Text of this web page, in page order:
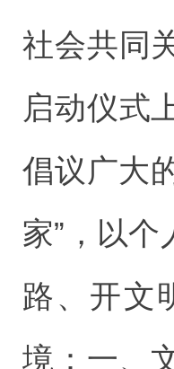
社会共同
启动仪式
倡议广大
家”，以
路、开文
境：一、